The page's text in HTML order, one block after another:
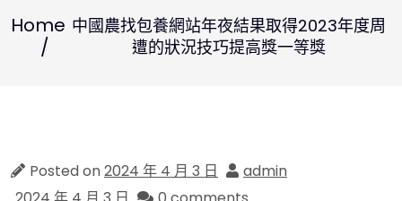
Home 中國農找包養網站年夜結果取得2023年度周
遭的狀況技巧提高獎一等獎
Posted on2024 年 4 月 3 日
admin